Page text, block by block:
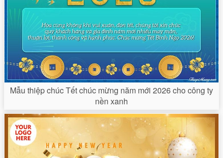
Mẫu thiệp chúc Tết chúc mừng năm mới 2026 cho công ty
nền xanh